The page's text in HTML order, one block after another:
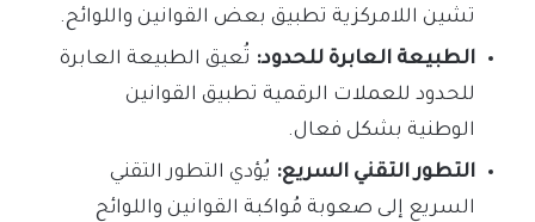
تشين اللامركزية تطبيق بعض القوانين واللوائح.
الطبيعة العابرة للحدود: تُعيق الطبيعة العابرة
للحدود للعملات الرقمية تطبيق القوانين
الوطنية بشكل فعال.
التطور التقني السريع: يُؤدي التطور التقني
السريع إلى صعوبة مُواكبة القوانين واللوائح